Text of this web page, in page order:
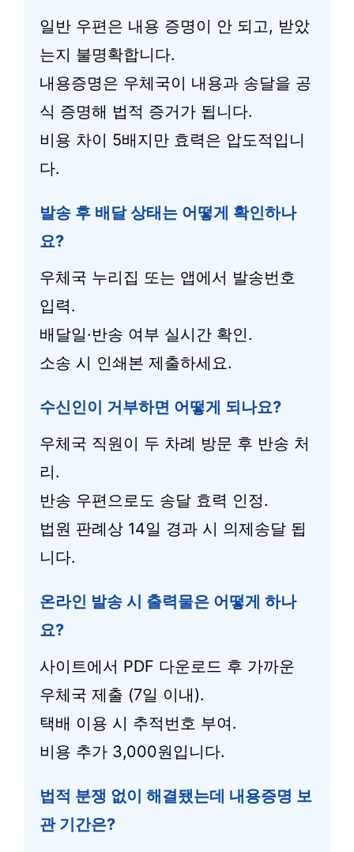
일반 우편은 내용 증명이 안 되고, 받았
는지 불명확합니다.
내용증명은 우체국이 내용과 송달을 공
식 증명해 법적 증거가 됩니다.
비용 차이 5배지만 효력은 압도적입니
다.
발송 후 배달 상태는 어떻게 확인하나
요?
우체국 누리집 또는 앱에서 발송번호
입력.
배달일·반송 여부 실시간 확인.
소송 시 인쇄본 제출하세요.
수신인이 거부하면 어떻게 되나요?
우체국 직원이 두 차례 방문 후 반송 처
리.
반송 우편으로도 송달 효력 인정.
법원 판례상 14일 경과 시 의제송달 됩
니다.
온라인 발송 시 출력물은 어떻게 하나
요?
사이트에서 PDF 다운로드 후 가까운
우체국 제출 (7일 이내).
택배 이용 시 추적번호 부여.
비용 추가 3,000원입니다.
법적 분쟁 없이 해결됐는데 내용증명 보
관 기간은?